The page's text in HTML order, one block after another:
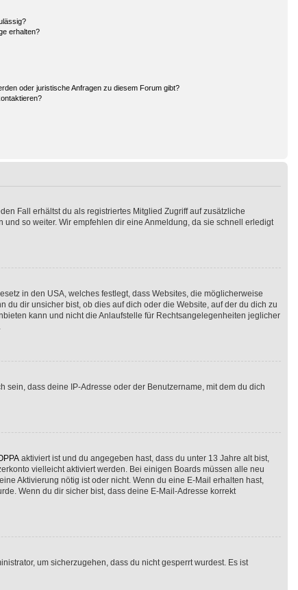
erhalten?
oder juristische Anfragen zu diesem Forum gibt?
Fall erhältst du als registriertes Mitglied Zugriff auf zusätzliche
so weiter. Wir empfehlen dir eine Anmeldung, da sie schnell erledigt
in den USA, welches festlegt, dass Websites, die möglicherweise
dir unsicher bist, ob dies auf dich oder die Website, auf der du dich zu
kann und nicht die Anlaufstelle für Rechtsangelegenheiten jeglicher
dass deine IP-Adresse oder der Benutzername, mit dem du dich
aktiviert ist und du angegeben hast, dass du unter 13 Jahre alt bist,
vielleicht aktiviert werden. Bei einigen Boards müssen alle neu
Aktivierung nötig ist oder nicht. Wenn du eine E-Mail erhalten hast,
Wenn du dir sicher bist, dass deine E-Mail-Adresse korrekt
um sicherzugehen, dass du nicht gesperrt wurdest. Es ist